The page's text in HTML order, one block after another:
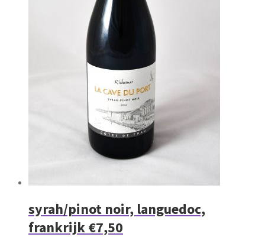
syrah/pinot noir, languedoc,
frankrijk €7,50